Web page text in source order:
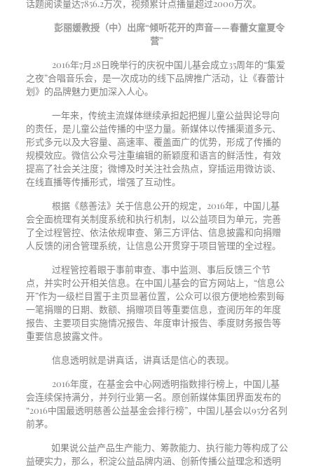
话题阅读量达7856.2万次，视频累计点播量超过2000万次。
彭丽媛教授（中）出席“倾听花开的声音——春蕾女童夏令
营”
2016年7月28日晚举行的庆祝中国儿基会成立35周年的“集爱
之夜”合唱音乐会，是一次成功的线下品牌推广活动，让《春蕾计
划》的品牌魅力更加深入人心。
一年来，传统主流媒体继续承担起把握儿童公益舆论导向
的责任，是儿童公益传播的中坚力量。新媒体以传播渠道多元、
形式多元以及大容量、高速率、覆盖面广的优势，形成了传播的
规模效应。微信公众号注重编辑的新颖度和语言的鲜活性，有效
提高了社会关注度；微博及时关注社会热点，穿插运用微访谈、
在线直播等传播形式，增强了互动性。
根据《慈善法》关于信息公开的规定，2016年，中国儿基
会全面梳理有关制度系统和执行机制，以公益项目为单元，完善
了全过程管控、依法依规审查、第三方评估、信息披露和向捐赠
人反馈的闭合管理系统，让信息公开贯穿于项目管理的全过程。
过程管控着眼于事前审查、事中监测、事后反馈三个节
点，并实时公开相关信息。在中国儿基会的官方网站上，“信息公
开”作为一级栏目置于主页显著位置，公众可以很方便地检索到每
一笔捐赠的日期、数额、捐赠项目等重要信息，查阅历年的年度
报告、主要项目实施情况报告、年度审计报告、季度财务报告等
重要信息披露文件。
信息透明就是讲真话，讲真话是信心的表现。
2016年度，在基金会中心网透明指数排行榜上，中国儿基
会连续保持满分，并列行业第一名。原创新媒体集团界面发布的
“2016中国最透明慈善公益基金会排行榜”，中国儿基会以95分名列
前茅。
如果说公益产品生产能力、筹款能力、执行能力等构成了公
益硬实力，那么，积淀公益品牌内涵、创新传播公益理念和透明